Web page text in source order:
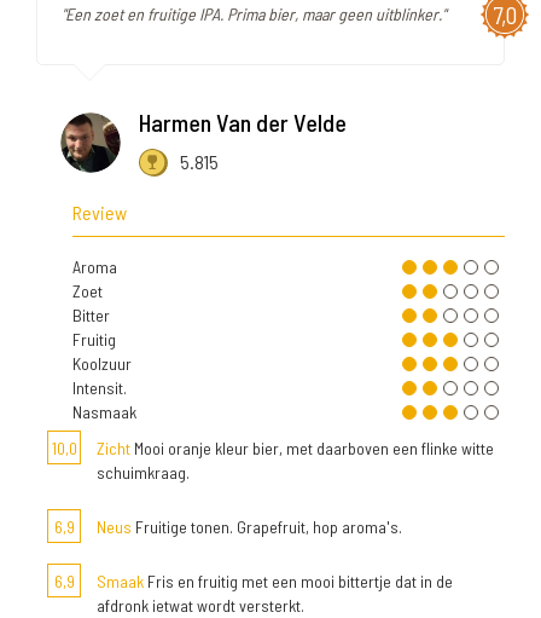
7,0
"Een zoet en fruitige IPA. Prima bier, maar geen uitblinker."
Harmen Van der Velde
5.815
Review
Aroma
Zoet
Bitter
Fruitig
Koolzuur
Intensit.
Nasmaak
10,0
Zicht Mooi oranje kleur bier, met daarboven een flinke witte
schuimkraag.
6,9 Neus Fruitige tonen. Grapefruit, hop aroma's.
6,9 Smaak Fris en fruitig met een mooi bittertje dat in de
afdronk ietwat wordt versterkt.